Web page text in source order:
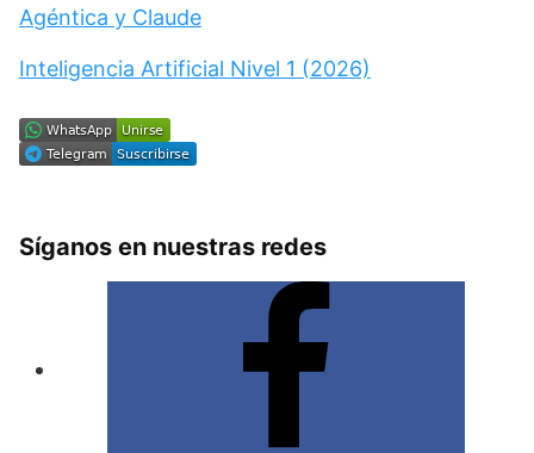
Agéntica y Claude
Inteligencia Artificial Nivel 1 (2026)
Síganos en nuestras redes